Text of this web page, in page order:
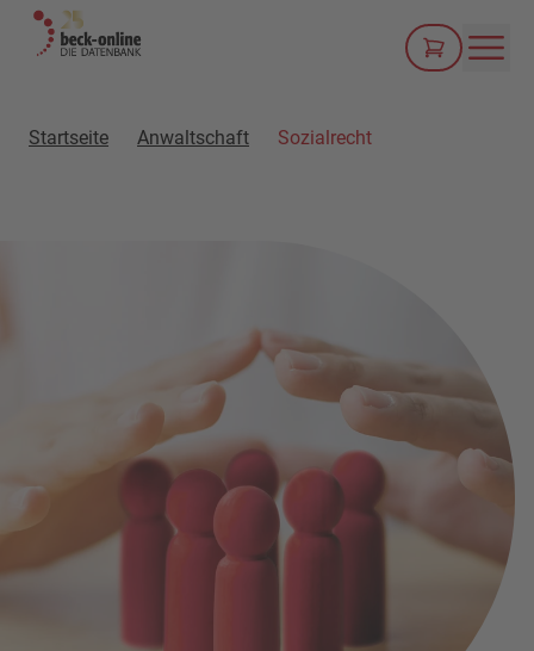
Startseite Anwaltschaft Sozialrecht